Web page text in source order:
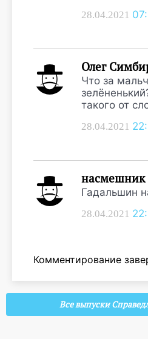
28.04.2021
Олег
Что за
такого от
28.04.2021
насмешник
Гадальшин
28.04.2021
Комментирование
Все выпуски